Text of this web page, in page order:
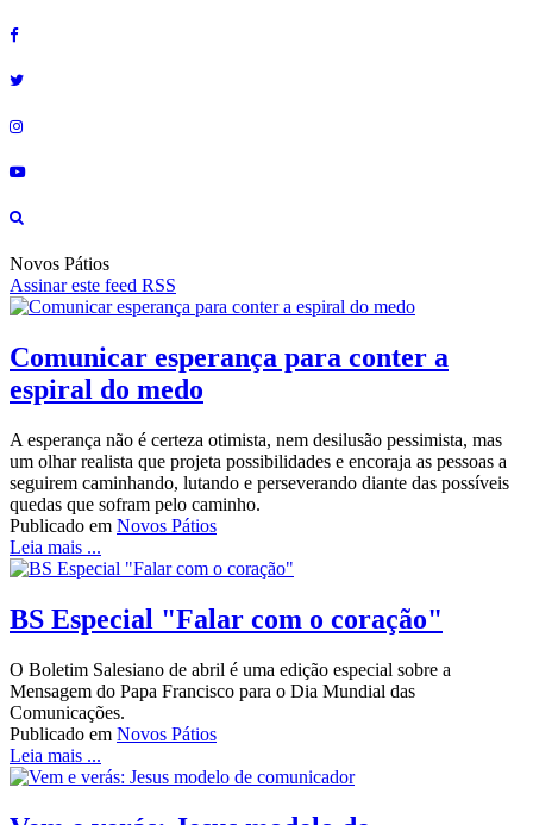
Novos Pátios
Assinar este feed RSS
Comunicar esperança para conter a
espiral do medo
A esperança não é certeza otimista, nem desilusão pessimista, mas
um olhar realista que projeta possibilidades e encoraja as pessoas a
seguirem caminhando, lutando e perseverando diante das possíveis
quedas que sofram pelo caminho.
Publicado em Novos Pátios
Leia mais ...
BS Especial "Falar com o coração"
O Boletim Salesiano de abril é uma edição especial sobre a
Mensagem do Papa Francisco para o Dia Mundial das
Comunicações.
Publicado em Novos Pátios
Leia mais ...